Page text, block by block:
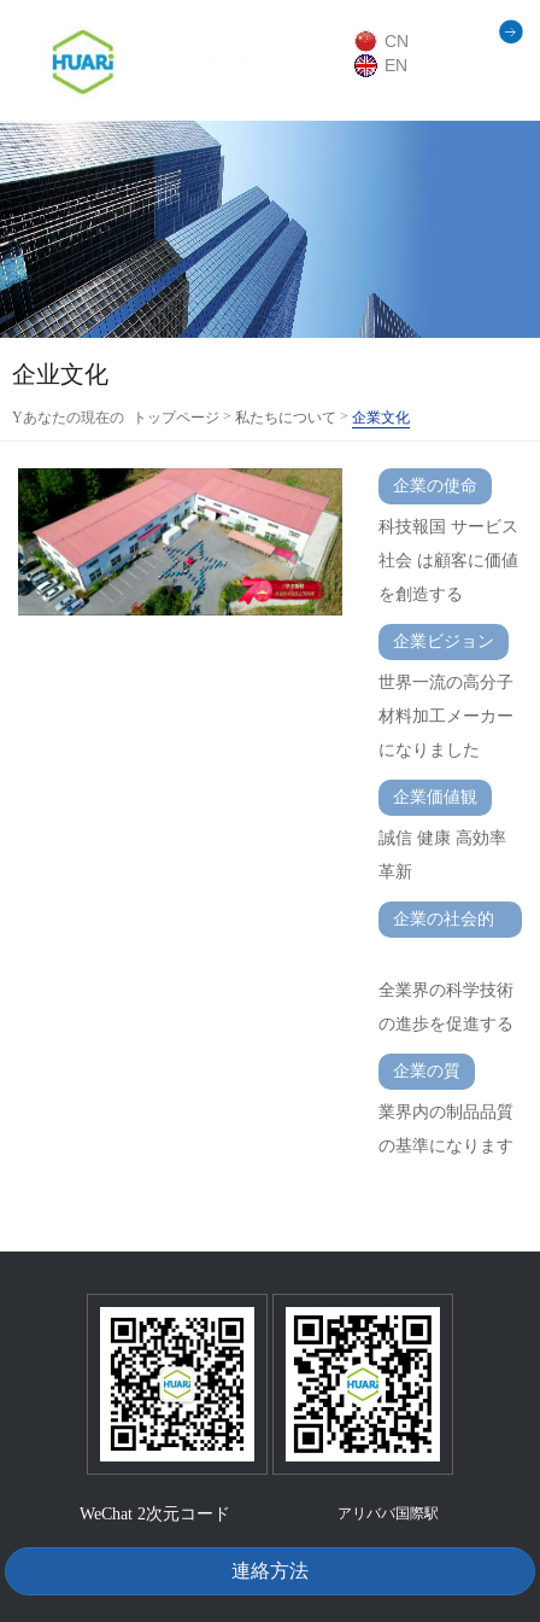
CN
EN
企业文化
Yあなたの現在の
トップページ > 私たちについて > 企業文化
企業の使命
科技報国 サービス
社会 は顧客に価値
を創造する
企業ビジョン
世界一流の高分子
材料加工メーカー
になりました
企業価値観
誠信 健康 高効率
革新
企業の社会的
全業界の科学技術
の進歩を促進する
企業の質
業界内の制品品質
の基準になります
WeChat 2次元コード アリババ国際駅
連絡方法